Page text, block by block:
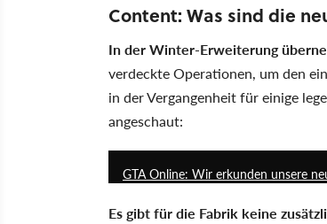
Content: Was sind die
In der Winter-Erweiterung
verdeckte Operationen, um den
in der Vergangenheit für einige
angeschaut:
GTA Online: Wir erkunden unsere
Es gibt für die Fabrik keine